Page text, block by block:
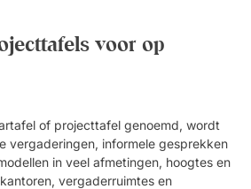
zorgt ervoor dat de tafel zijn stijlvolle
de tijd behoudt.Een statafel is de
moderne werkplek! Een flexibele
Extra duurzaam en
plaatsing – eenvoudig te verplaatsen
ontwerp dat in elke omgeving past.
voor op
of projecttafel genoemd, wordt
vergaderingen, informele gesprekken
in veel afmetingen, hoogtes en
vergaderruimtes en